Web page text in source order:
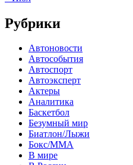
Рубрики
Автоновости
Автособытия
Автоспорт
Автоэксперт
Актеры
Аналитика
Баскетбол
Безумный мир
Биатлон/Лыжи
Бокс/MMA
В мире